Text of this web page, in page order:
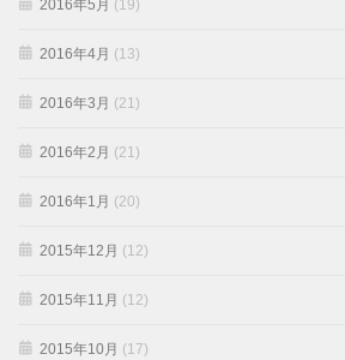
2016年5月 (19)
2016年4月 (13)
2016年3月 (21)
2016年2月 (21)
2016年1月 (20)
2015年12月 (12)
2015年11月 (12)
2015年10月 (17)